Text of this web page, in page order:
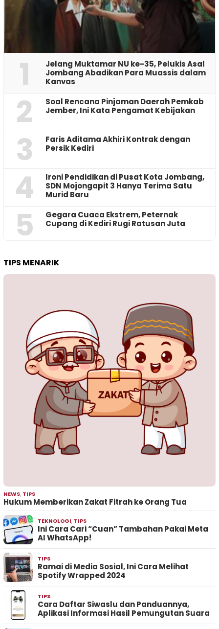
1
Jelang Muktamar NU ke-35, Pelukis Asal
Jombang Abadikan Para Muassis dalam
Kanvas
2
‎Soal Rencana Pinjaman Daerah Pemkab
Jember, Ini Kata Pengamat Kebijakan ‎
3
Faris Aditama Akhiri Kontrak dengan
Persik Kediri
4
Ironi Pendidikan di Pusat Kota Jombang,
SDN Mojongapit 3 Hanya Terima Satu
Murid Baru
5
‎Gegara Cuaca Ekstrem, Peternak
Cupang di Kediri Rugi Ratusan Juta
TIPS MENARIK
NEWS, TIPS
Hukum Memberikan Zakat Fitrah ke Orang Tua
TEKNOLOGI, TIPS
Ini Cara Cari “Cuan” Tambahan Pakai Meta
AI WhatsApp!
TIPS
Ramai di Media Sosial, Ini Cara Melihat
Spotify Wrapped 2024
TIPS
Cara Daftar Siwaslu dan Panduannya,
Aplikasi Informasi Hasil Pemungutan Suara